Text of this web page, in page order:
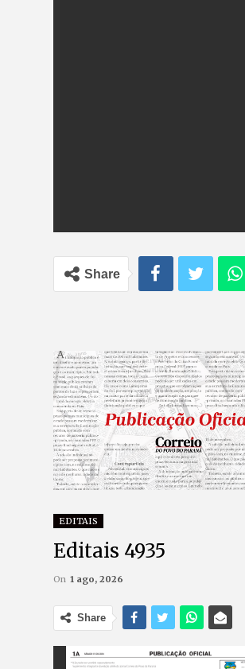
Share
EDITAIS
Editais 4935
On 1 ago, 2026
Share